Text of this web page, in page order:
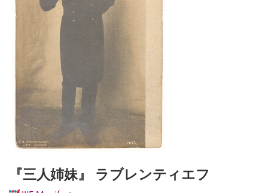
『三人姉妹』 ラブレンティエフ